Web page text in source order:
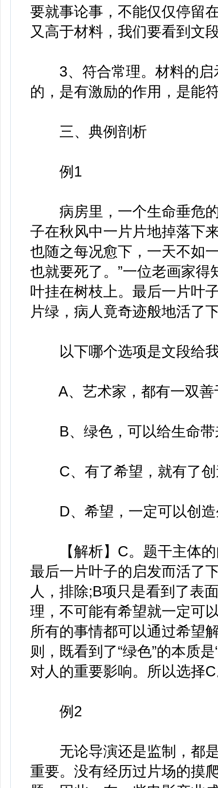
要就事论事，不能仅仅停留
又高于材料，我们要看到文
3、符合常理。材料的启
的，是有激励的作用，是能
三、典例剖析
例1
病房里，一个生命垂危的
子在秋风中一片片地掉落下
也随之每况愈下，一天不如
也就要死了。”一位老画家
叶挂在树枝上。最后一片叶
片绿，病人竟奇迹般地活了
以下哪个选项是文段给
A、艺术家，都有一双善
B、绿色，可以给生命带
C、有了希望，就有了创
D、希望，一定可以创造
【解析】C。题干主体的
最后一片叶子的启发而活了
人，排除;B项只是看到了表
理，不可能有希望就一定可
所有的事情都可以通过希望
则，既看到了“绿色”的本质
对人的重要影响。所以选择
例2
无论导演还是监制，都是
重要。没有经历过片场的摸